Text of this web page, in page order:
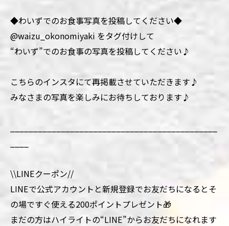
◆わいずでのお食事写真を投稿してください◆
@waizu_okonomiyaki をタグ付けして
“わいず”でのお食事の写真を投稿してください♪
こちらのインスタにて再掲載させていただきます♪
みなさまの写真を楽しみにお待ちしております♪
\\LINEクーポン//
LINEで公式アカウントと新規登録でお友だちになるとそ
の場ですぐ使える200ポイントプレゼント🎁
まだの方はハイライトの“LINE”からお友だちになれます